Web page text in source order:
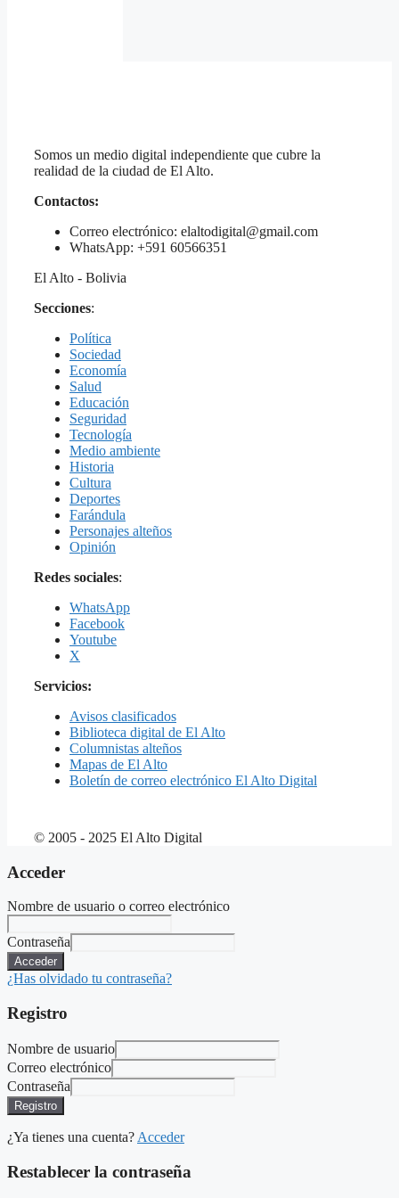
Somos un medio digital independiente que cubre la
realidad de la ciudad de El Alto.
Contactos:
Correo electrónico: elaltodigital@gmail.com
WhatsApp: +591 60566351
El Alto - Bolivia
Secciones:
Política
Sociedad
Economía
Salud
Educación
Seguridad
Tecnología
Medio ambiente
Historia
Cultura
Deportes
Farándula
Personajes alteños
Opinión
Redes sociales:
WhatsApp
Facebook
Youtube
X
Servicios:
Avisos clasificados
Biblioteca digital de El Alto
Columnistas alteños
Mapas de El Alto
Boletín de correo electrónico El Alto Digital
© 2005 - 2025 El Alto Digital
Acceder
Nombre de usuario o correo electrónico
Contraseña
Acceder
¿Has olvidado tu contraseña?
Registro
Nombre de usuario
Correo electrónico
Contraseña
Registro
¿Ya tienes una cuenta? Acceder
Restablecer la contraseña